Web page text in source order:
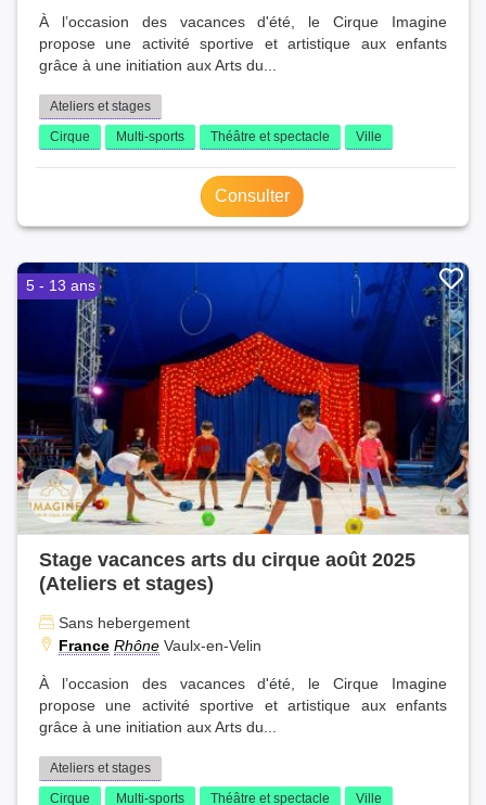
À l’occasion des vacances d'été, le Cirque Imagine
propose une activité sportive et artistique aux enfants
grâce à une initiation aux Arts du...
Ateliers et stages
Cirque
Multi-sports Théâtre et spectacle Ville
Consulter
5 - 13 ans
Stage vacances arts du cirque août 2025
(Ateliers et stages)
Sans hebergement
France Rhône Vaulx-en-Velin
À l’occasion des vacances d'été, le Cirque Imagine
propose une activité sportive et artistique aux enfants
grâce à une initiation aux Arts du...
Ateliers et stages
Cirque
Multi-sports Théâtre et spectacle Ville